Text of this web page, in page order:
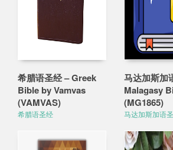
希腊语圣经 – Greek
Bible by Vamvas
(VAMVAS)
希腊语圣经
马达加斯加
Malagasy
(MG1865)
马达加斯加语